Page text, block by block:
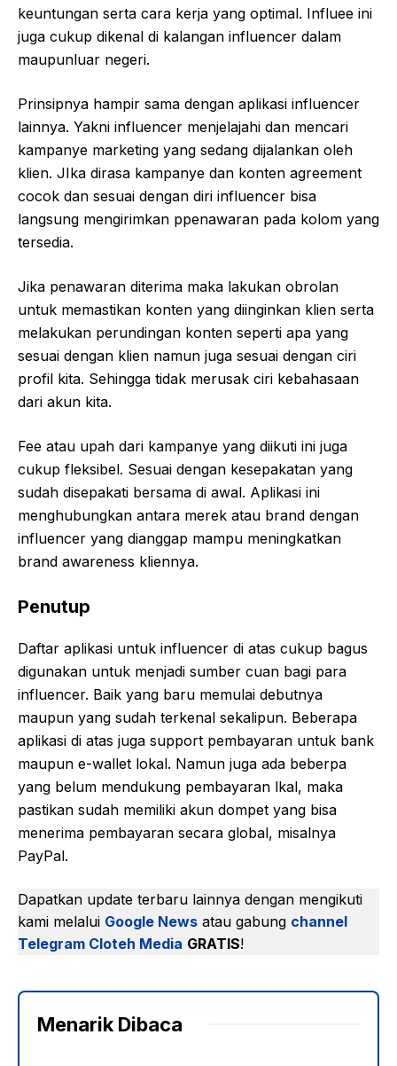
keuntungan serta cara kerja yang optimal. Influee ini
juga cukup dikenal di kalangan influencer dalam
maupunluar negeri.
Prinsipnya hampir sama dengan aplikasi influencer
lainnya. Yakni influencer menjelajahi dan mencari
kampanye marketing yang sedang dijalankan oleh
klien. JIka dirasa kampanye dan konten agreement
cocok dan sesuai dengan diri influencer bisa
langsung mengirimkan ppenawaran pada kolom yang
tersedia.
Jika penawaran diterima maka lakukan obrolan
untuk memastikan konten yang diinginkan klien serta
melakukan perundingan konten seperti apa yang
sesuai dengan klien namun juga sesuai dengan ciri
profil kita. Sehingga tidak merusak ciri kebahasaan
dari akun kita.
Fee atau upah dari kampanye yang diikuti ini juga
cukup fleksibel. Sesuai dengan kesepakatan yang
sudah disepakati bersama di awal. Aplikasi ini
menghubungkan antara merek atau brand dengan
influencer yang dianggap mampu meningkatkan
brand awareness kliennya.
Penutup
Daftar aplikasi untuk influencer di atas cukup bagus
digunakan untuk menjadi sumber cuan bagi para
influencer. Baik yang baru memulai debutnya
maupun yang sudah terkenal sekalipun. Beberapa
aplikasi di atas juga support pembayaran untuk bank
maupun e-wallet lokal. Namun juga ada beberpa
yang belum mendukung pembayaran lkal, maka
pastikan sudah memiliki akun dompet yang bisa
menerima pembayaran secara global, misalnya
PayPal.
Dapatkan update terbaru lainnya dengan mengikuti
kami melalui Google News atau gabung channel
Telegram Cloteh Media GRATIS!
Menarik Dibaca